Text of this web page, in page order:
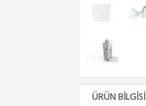
ÜRÜN BILGISI